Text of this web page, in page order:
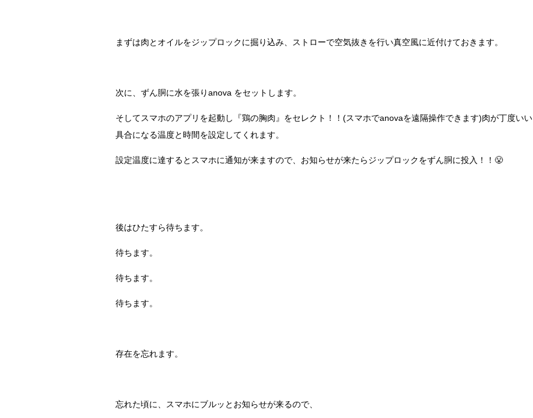
まずは肉とオイルをジップロックに掘り込み、ストローで空気抜きを行い真空風に近付けておきます。
次に、ずん胴に水を張りanova をセットします。
そしてスマホのアプリを起動し『鶏の胸肉』をセレクト！！(スマホでanovaを遠隔操作できます)肉が丁度いい
具合になる温度と時間を設定してくれます。
設定温度に達するとスマホに通知が来ますので、お知らせが来たらジップロックをずん胴に投入！！😤
後はひたすら待ちます。
待ちます。
待ちます。
待ちます。
存在を忘れます。
忘れた頃に、スマホにブルッとお知らせが来るので、